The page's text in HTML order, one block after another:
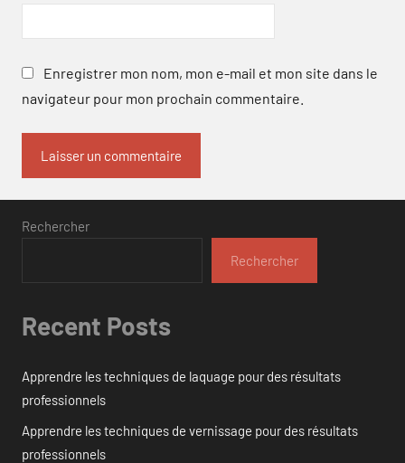
Enregistrer mon nom, mon e-mail et mon site dans le
navigateur pour mon prochain commentaire.
Rechercher
Rechercher
Recent Posts
Apprendre les techniques de laquage pour des résultats
professionnels
Apprendre les techniques de vernissage pour des résultats
professionnels